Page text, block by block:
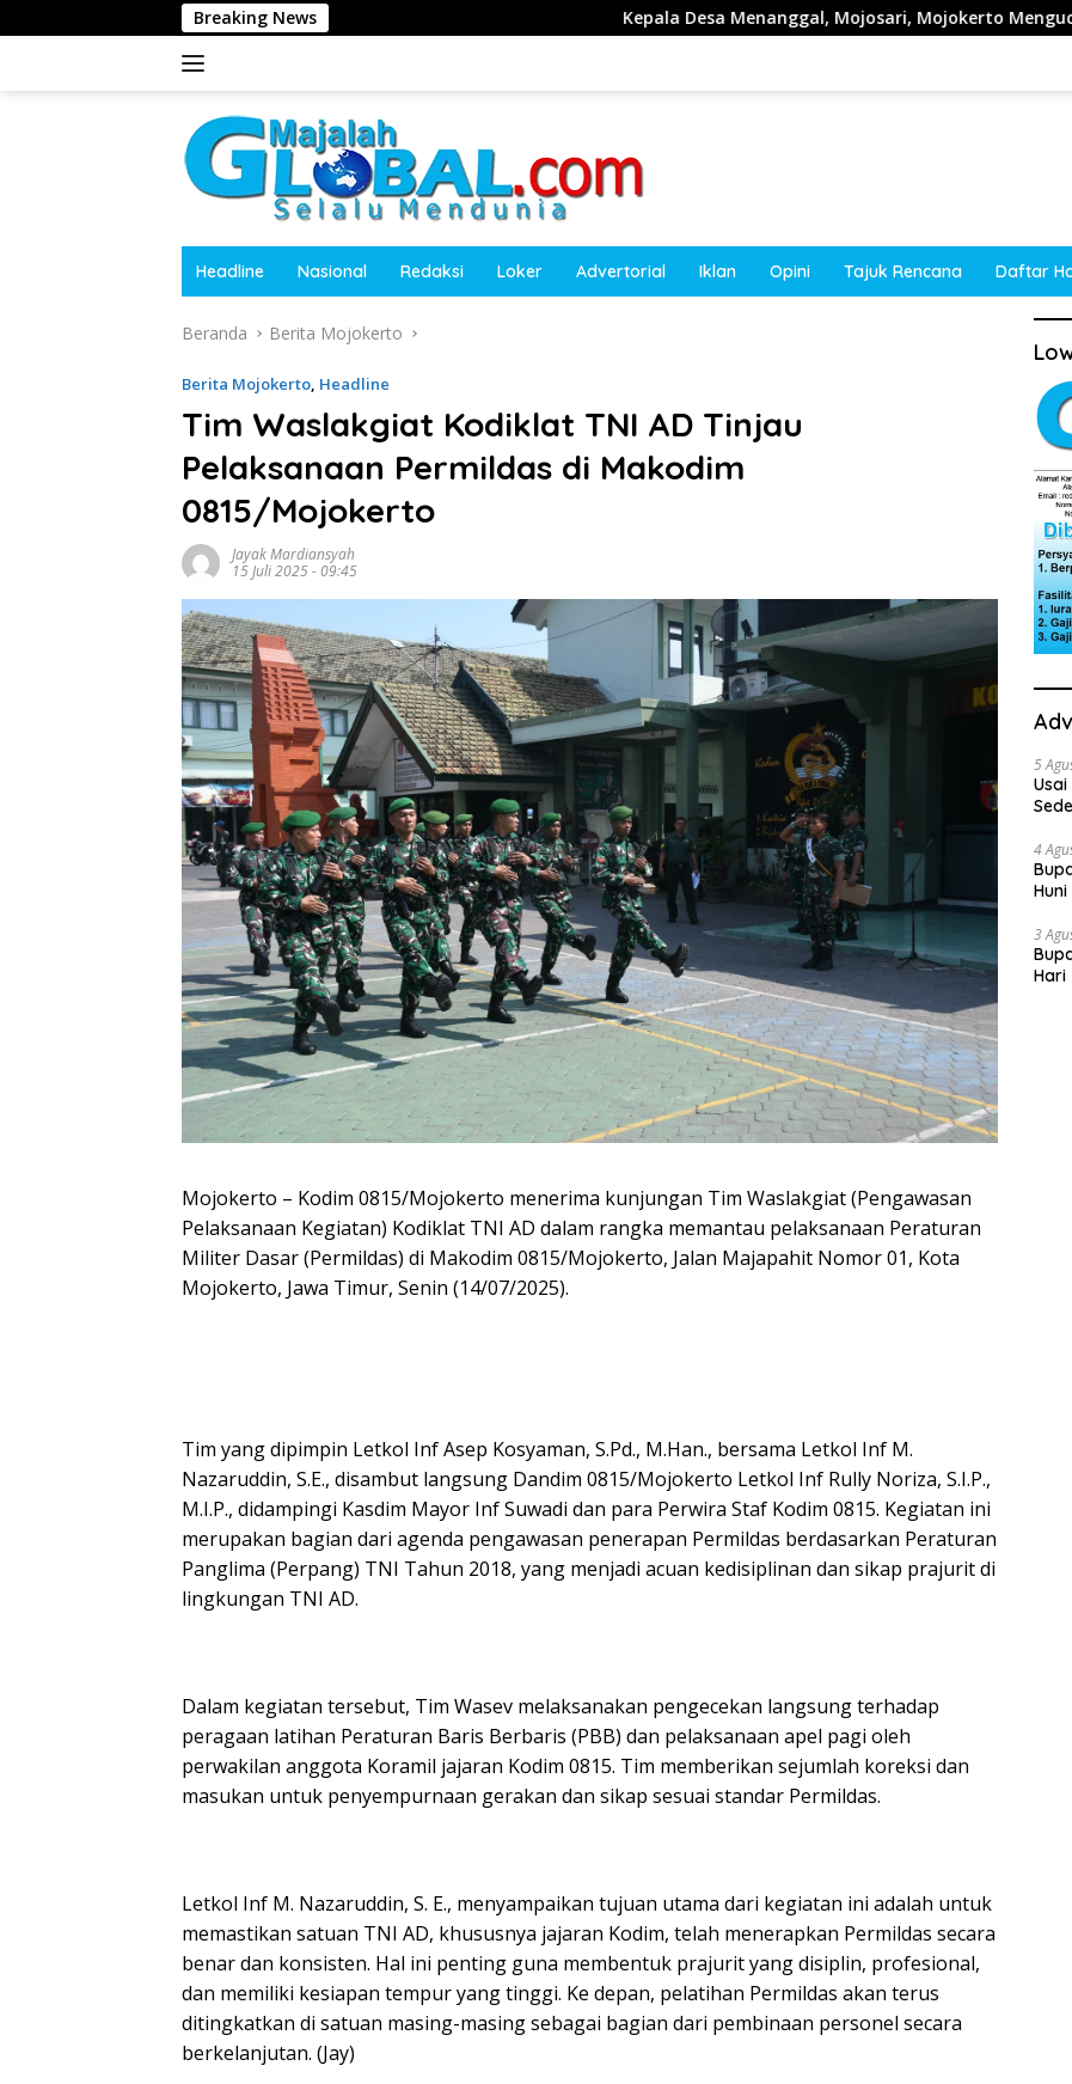
ke
Breaking News Kepala Desa Menanggal, Mojosari, Mojokerto Mengucapkan Selamat HUT
Headline Nasional Redaksi Loker Advertorial Iklan Opini Tajuk Rencana Daftar
Beranda Berita Mojokerto
Berita Mojokerto, Headline
Tim Waslakgiat Kodiklat TNI AD Tinjau
Pelaksanaan Permildas di Makodim
0815/Mojokerto
Jayak Mardiansyah
15 Juli 2025 - 09:45
Mojokerto – Kodim 0815/Mojokerto menerima kunjungan Tim Waslakgiat (Pengawasan
Pelaksanaan Kegiatan) Kodiklat TNI AD dalam rangka memantau pelaksanaan Peraturan
Militer Dasar (Permildas) di Makodim 0815/Mojokerto, Jalan Majapahit Nomor 01, Kota
Mojokerto, Jawa Timur, Senin (14/07/2025).
Tim yang dipimpin Letkol Inf Asep Kosyaman, S.Pd., M.Han., bersama Letkol Inf M.
Nazaruddin, S.E., disambut langsung Dandim 0815/Mojokerto Letkol Inf Rully Noriza, S.I.P.,
M.I.P., didampingi Kasdim Mayor Inf Suwadi dan para Perwira Staf Kodim 0815. Kegiatan ini
merupakan bagian dari agenda pengawasan penerapan Permildas berdasarkan Peraturan
Panglima (Perpang) TNI Tahun 2018, yang menjadi acuan kedisiplinan dan sikap prajurit di
lingkungan TNI AD.
Dalam kegiatan tersebut, Tim Wasev melaksanakan pengecekan langsung terhadap
peragaan latihan Peraturan Baris Berbaris (PBB) dan pelaksanaan apel pagi oleh
perwakilan anggota Koramil jajaran Kodim 0815. Tim memberikan sejumlah koreksi dan
masukan untuk penyempurnaan gerakan dan sikap sesuai standar Permildas.
Letkol Inf M. Nazaruddin, S. E., menyampaikan tujuan utama dari kegiatan ini adalah untuk
memastikan satuan TNI AD, khususnya jajaran Kodim, telah menerapkan Permildas secara
benar dan konsisten. Hal ini penting guna membentuk prajurit yang disiplin, profesional,
dan memiliki kesiapan tempur yang tinggi. Ke depan, pelatihan Permildas akan terus
ditingkatkan di satuan masing-masing sebagai bagian dari pembinaan personel secara
berkelanjutan. (Jay)
5
4
3
Hari